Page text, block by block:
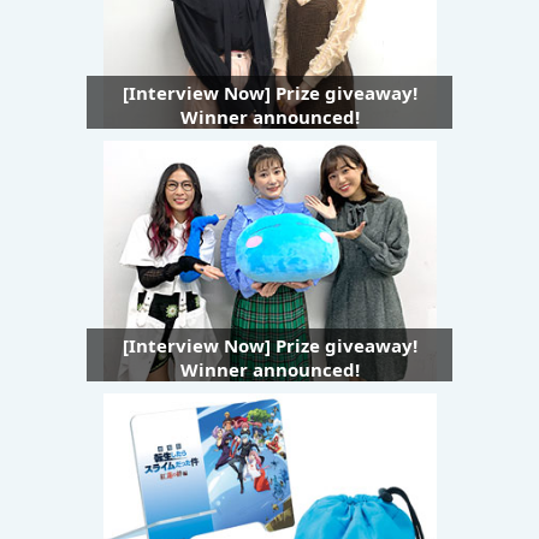
[Interview Now] Prize giveaway!
Winner announced!
[Interview Now] Prize giveaway!
Winner announced!